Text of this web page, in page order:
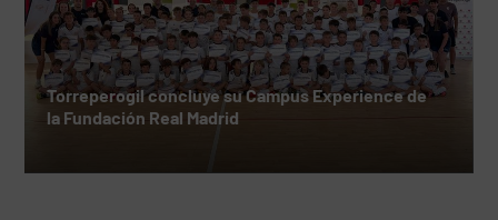
Torreperogil concluye su Campus Experience de
la Fundación Real Madrid